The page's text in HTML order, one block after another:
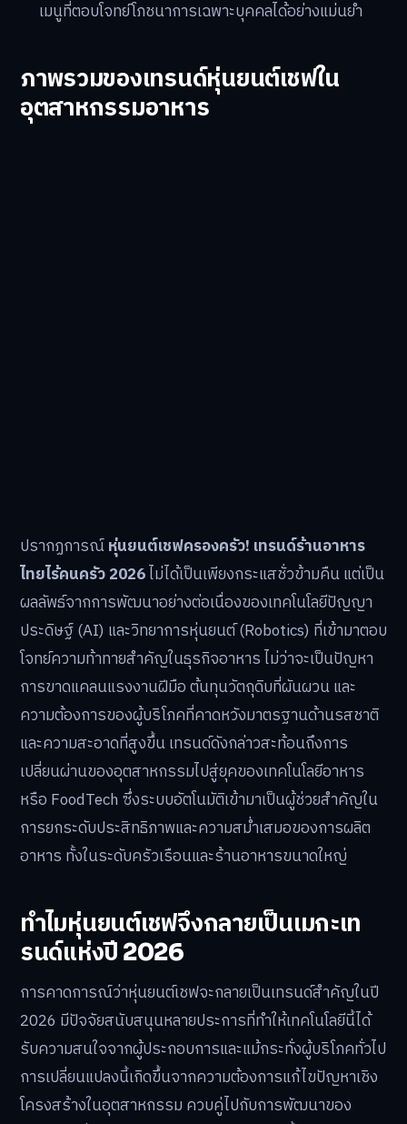
เมนูที่ตอบโจทย์โภชนาการเฉพาะบุคคลได้อย่างแม่นยำ
ภาพรวมของเทรนด์หุ่นยนต์เชฟใน
อุตสาหกรรมอาหาร
ปรากฏการณ์หุ่นยนต์เชฟครองครัว! เทรนด์ร้านอาหาร
ไทยไร้คนครัว 2026ไม่ได้เป็นเพียงกระแสชั่วข้ามคืน แต่เป็น
ผลลัพธ์จากการพัฒนาอย่างต่อเนื่องของเทคโนโลยีปัญญา
ประดิษฐ์ (AI) และวิทยาการหุ่นยนต์ (Robotics) ที่เข้ามาตอบ
โจทย์ความท้าทายสำคัญในธุรกิจอาหาร ไม่ว่าจะเป็นปัญหา
การขาดแคลนแรงงานฝีมือ ต้นทุนวัตถุดิบที่ผันผวน และ
ความต้องการของผู้บริโภคที่คาดหวังมาตรฐานด้านรสชาติ
และความสะอาดที่สูงขึ้น เทรนด์ดังกล่าวสะท้อนถึงการ
เปลี่ยนผ่านของอุตสาหกรรมไปสู่ยุคของเทคโนโลยีอาหาร
หรือ FoodTech ซึ่งระบบอัตโนมัติเข้ามาเป็นผู้ช่วยสำคัญใน
การยกระดับประสิทธิภาพและความสม่ำเสมอของการผลิต
อาหาร ทั้งในระดับครัวเรือนและร้านอาหารขนาดใหญ่
ทำไมหุ่นยนต์เชฟจึงกลายเป็นเมกะเท
รนด์แห่งปี 2026
การคาดการณ์ว่าหุ่นยนต์เชฟจะกลายเป็นเทรนด์สำคัญในปี
2026 มีปัจจัยสนับสนุนหลายประการที่ทำให้เทคโนโลยีนี้ได้
รับความสนใจจากผู้ประกอบการและแม้กระทั่งผู้บริโภคทั่วไป
การเปลี่ยนแปลงนี้เกิดขึ้นจากความต้องการแก้ไขปัญหาเชิง
โครงสร้างในอุตสาหกรรม ควบคู่ไปกับการพัฒนาของ